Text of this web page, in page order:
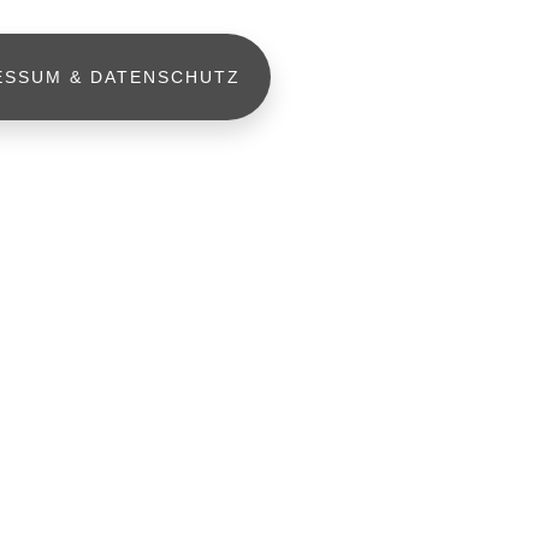
& DATENSCHUTZ